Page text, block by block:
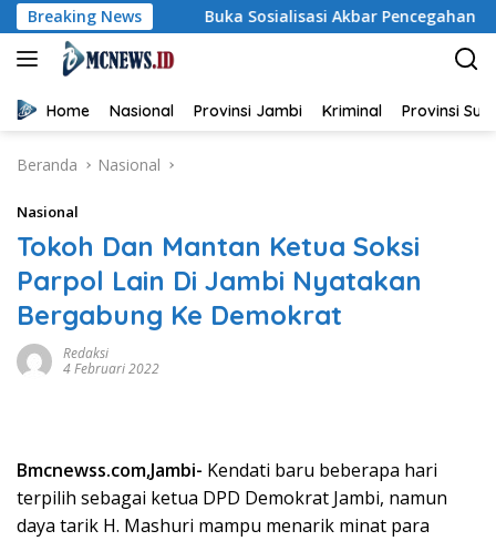
Langsung
ke
konten
Breaking NewsBuka Sosialisasi Akbar Pencegahan IRET,
Home Nasional Provinsi Jambi Kriminal Provinsi
Beranda Nasional
Nasional
Tokoh Dan Mantan Ketua Soksi
Parpol Lain Di Jambi Nyatakan
Bergabung Ke Demokrat
Redaksi
4 Februari 2022
Bmcnewss.com,Jambi- Kendati baru beberapa hari
terpilih sebagai ketua DPD Demokrat Jambi, namun
daya tarik H. Mashuri mampu menarik minat para